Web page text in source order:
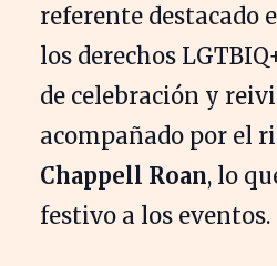
referente destacado
los derechos
de celebración y
acompañado por el
Chappell Roan, lo
festivo a los eventos.